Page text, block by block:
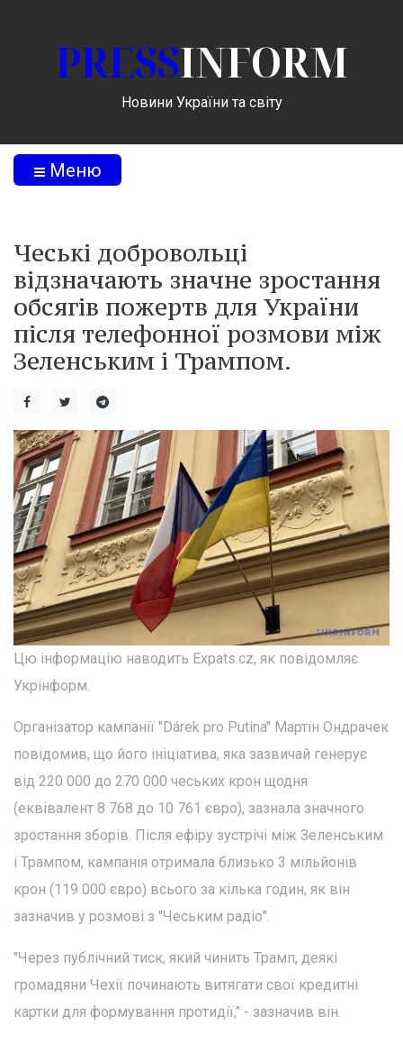
PRESSINFORM
Новини України та світу
Меню
Чеські добровольці
відзначають значне зростання
обсягів пожертв для України
після телефонної розмови між
Зеленським і Трампом.
Цю інформацію наводить Еxpats.cz, як повідомляє
Укрінформ.
Організатор кампанії "Dárek pro Putina" Мартін Ондрачек
повідомив, що його ініціатива, яка зазвичай генерує
від 220 000 до 270 000 чеських крон щодня
(еквівалент 8 768 до 10 761 євро), зазнала значного
зростання зборів. Після ефіру зустрічі між Зеленським
і Трампом, кампанія отримала близько 3 мільйонів
крон (119 000 євро) всього за кілька годин, як він
зазначив у розмові з "Чеським радіо".
"Через публічний тиск, який чинить Трамп, деякі
громадяни Чехії починають витягати свої кредитні
картки для формування протидії," - зазначив він.